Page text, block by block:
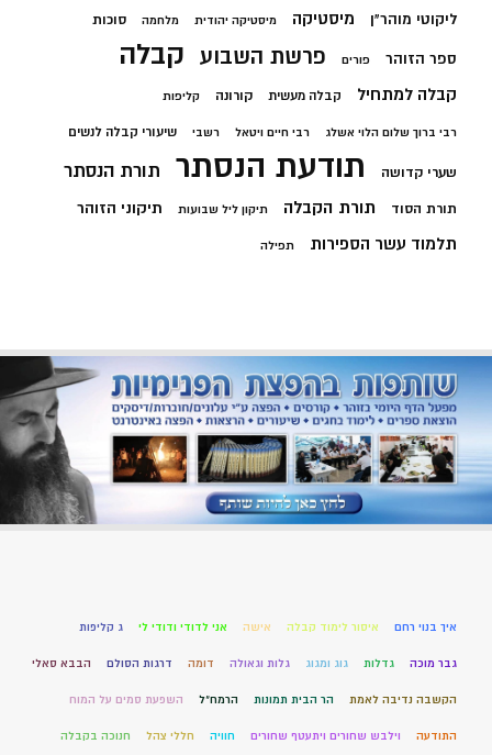
ליקוטי מוהר"ן מיסטיקה מיסטיקה יהודית מלחמה סוכות
ספר הזוהר פורים פרשת השבוע קבלה
קבלה למתחיל קבלה מעשית קורונה קליפות
רבי ברוך שלום הלוי אשלג רבי חיים ויטאל רשבי שיעורי קבלה לנשים
שערי קדושה תודעת הנסתר תורת הנסתר
תורת הסוד תורת הקבלה תיקון ליל שבועות תיקוני הזוהר
תלמוד עשר הספירות תפילה
איך בנוי רחם איסור לימוד קבלה אישה אני לדודי ודודי לי ג קליפות
גבר מוכה גדלות גוג ומגוג גלות וגאולה דומה דרגות הסולם הבבא סאלי
הקשבה נדיבה לאמת הר הבית תמונות הרמח"ל השפעת סמים על המוח
התודעה וילבש שחורים ויתעטף שחורים חוויה חללי צהל חנוכה בקבלה